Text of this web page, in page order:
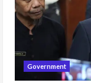
Government